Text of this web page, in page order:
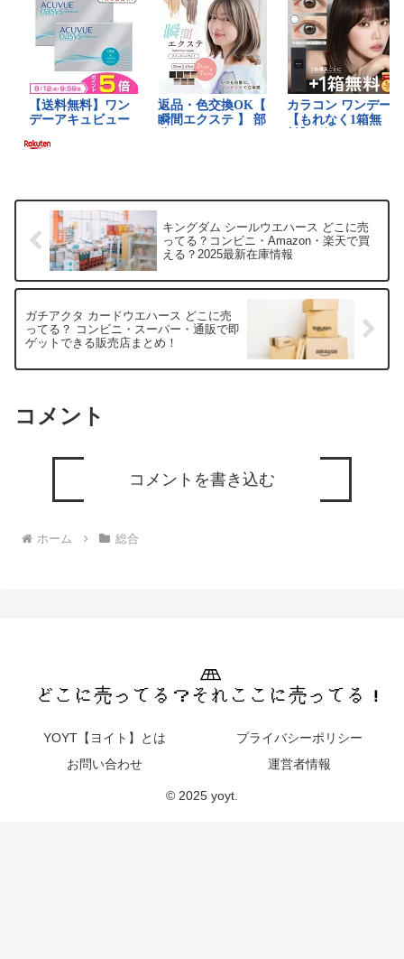
キングダム シールウエハース どこに売
ってる？コンビニ・Amazon・楽天で買
える？2025最新在庫情報
ガチアクタ カードウエハース どこに売
ってる？ コンビニ・スーパー・通販で即
ゲットできる販売店まとめ！
コメント
コメントを書き込む
ホーム 総合
YOYT【ヨイト】とは
プライバシーポリシー
お問い合わせ
運営者情報
© 2025 yoyt.